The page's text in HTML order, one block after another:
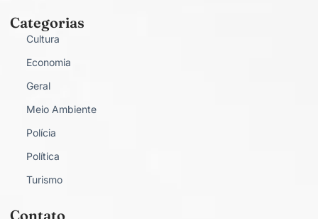
Categorias
Cultura
Economia
Geral
Meio Ambiente
Polícia
Política
Turismo
Contato